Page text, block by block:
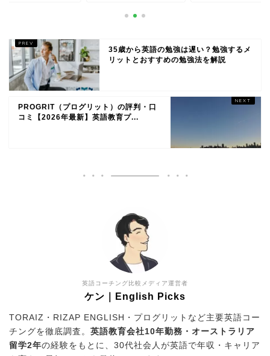
35歳から英語の勉強は遅い？勉強するメ
リットとおすすめの勉強法を解説
PROGRIT（プログリット）の評判・口
コミ【2026年最新】英語教育プ...
英語コーチング比較メディア運営者
ケン｜English Picks
TORAIZ・RIZAP ENGLISH・プログリットなど主要英語コー
チングを徹底調査。 英語教育会社10年勤務・オーストラリア
留学2年の経験をもとに、30代社会人が英語で年収・キャリア